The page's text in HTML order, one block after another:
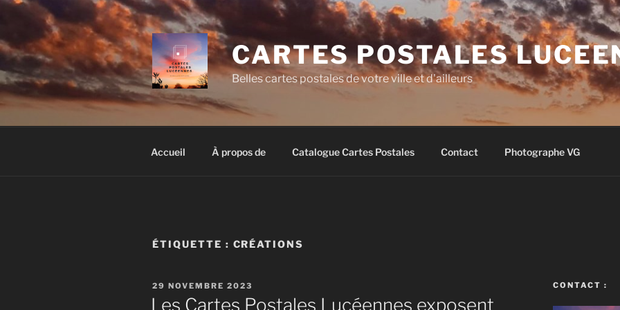
Aller
contenu
principal
CARTES POSTALES
Belles cartes postales de votre ville et d'ailleurs
Accueil À propos de Catalogue Cartes Postales Contact Photographe VG
ÉTIQUETTE : CRÉATIONS
PUBLIÉ
LE
29 NOVEMBRE 2023
Les Cartes Postales Lucéennes exposent
CONTACT :